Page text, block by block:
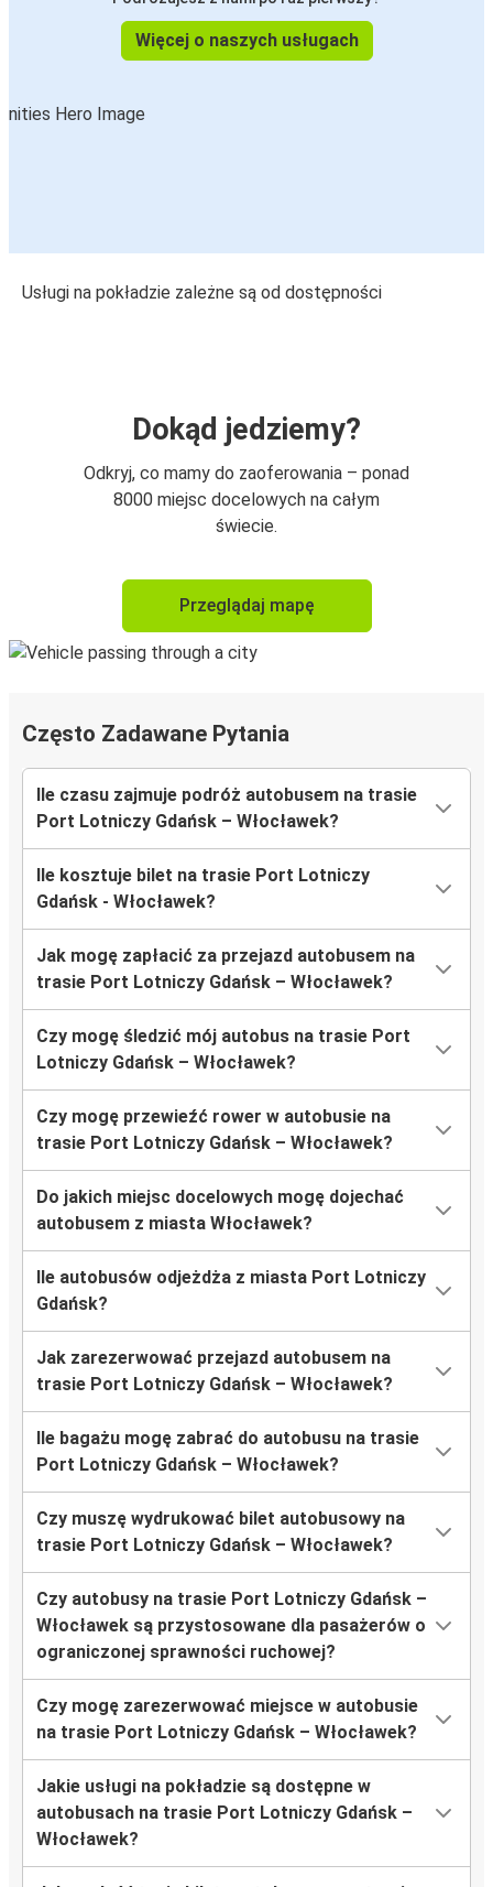
Więcej o naszych usługach
Usługi na pokładzie zależne są od dostępności
Dokąd jedziemy?
Odkryj, co mamy do zaoferowania – ponad
8000 miejsc docelowych na całym
świecie.
Przeglądaj mapę
Często Zadawane Pytania
Ile czasu zajmuje podróż autobusem na trasie
Port Lotniczy Gdańsk – Włocławek?
Ile kosztuje bilet na trasie Port Lotniczy
Gdańsk - Włocławek?
Jak mogę zapłacić za przejazd autobusem na
trasie Port Lotniczy Gdańsk – Włocławek?
Czy mogę śledzić mój autobus na trasie Port
Lotniczy Gdańsk – Włocławek?
Czy mogę przewieźć rower w autobusie na
trasie Port Lotniczy Gdańsk – Włocławek?
Do jakich miejsc docelowych mogę dojechać
autobusem z miasta Włocławek?
Ile autobusów odjeżdża z miasta Port Lotniczy
Gdańsk?
Jak zarezerwować przejazd autobusem na
trasie Port Lotniczy Gdańsk – Włocławek?
Ile bagażu mogę zabrać do autobusu na trasie
Port Lotniczy Gdańsk – Włocławek?
Czy muszę wydrukować bilet autobusowy na
trasie Port Lotniczy Gdańsk – Włocławek?
Czy autobusy na trasie Port Lotniczy Gdańsk –
Włocławek są przystosowane dla pasażerów o
ograniczonej sprawności ruchowej?
Czy mogę zarezerwować miejsce w autobusie
na trasie Port Lotniczy Gdańsk – Włocławek?
Jakie usługi na pokładzie są dostępne w
autobusach na trasie Port Lotniczy Gdańsk –
Włocławek?